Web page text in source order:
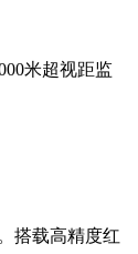
米超视距监
搭载高精度红